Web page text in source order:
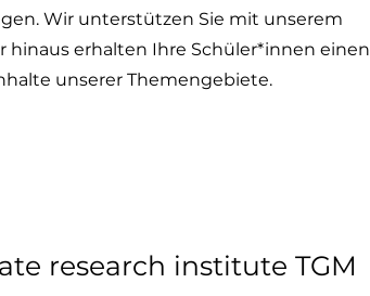
Wir unterstützen Sie mit unserem
hinaus erhalten Ihre Schüler*innen einen
unserer Themengebiete.
research institute TGM